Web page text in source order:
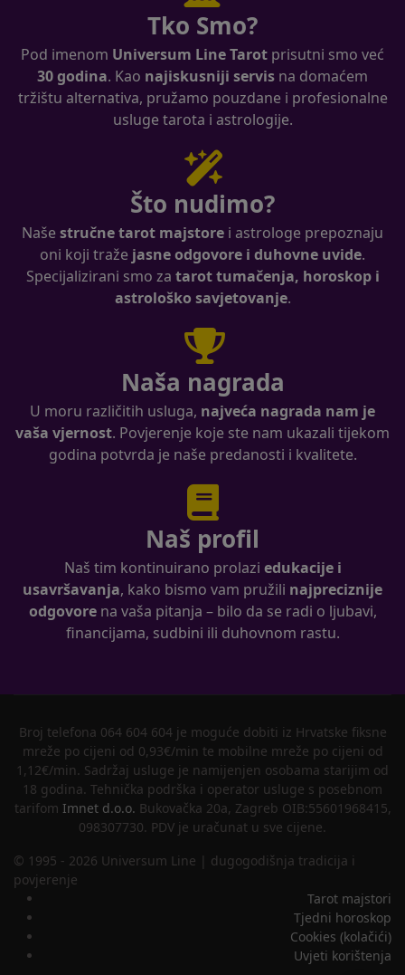
Tko Smo?
Pod imenom Universum Line Tarot prisutni smo već
30 godina. Kao najiskusniji servis na domaćem
tržištu alternativa, pružamo pouzdane i profesionalne
usluge tarota i astrologije.
Što nudimo?
Našestručne tarot majstore i astrologe prepoznaju
oni koji traže jasne odgovore i duhovne uvide.
Specijalizirani smo za tarot tumačenja, horoskop i
astrološko savjetovanje.
Naša nagrada
U moru različitih usluga, najveća nagrada nam je
vaša vjernost. Povjerenje koje ste nam ukazali tijekom
godina potvrda je naše predanosti i kvalitete.
Naš profil
Naš tim kontinuirano prolazi edukacije i
usavršavanja, kako bismo vam pružili najpreciznije
odgovorena vaša pitanja – bilo da se radi o ljubavi,
financijama, sudbini ili duhovnom rastu.
Broj telefona 064 604 604 je moguće dobiti iz Hrvatske fiksne
mreže po cijeni od 0,93€/min te mobilne mreže po cijeni od
1,12€/min. Sadržaj usluge je namijenjen osobama starijim od
18 godina. Tehnička podrška i operator usluge s posebnom
tarifom Imnet d.o.o. Bukovačka 20a, Zagreb OIB:55601968415,
098307730. PDV je uračunat u sve cijene.
© 1995 - 2026 Universum Line | dugogodišnja tradicija i
povjerenje
Tarot majstori
Tjedni horoskop
Cookies (kolačići)
Uvjeti korištenja